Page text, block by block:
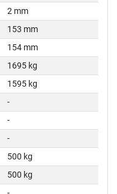
2 mm
153 mm
154 mm
1695 kg
1595 kg
-
-
-
500 kg
500 kg